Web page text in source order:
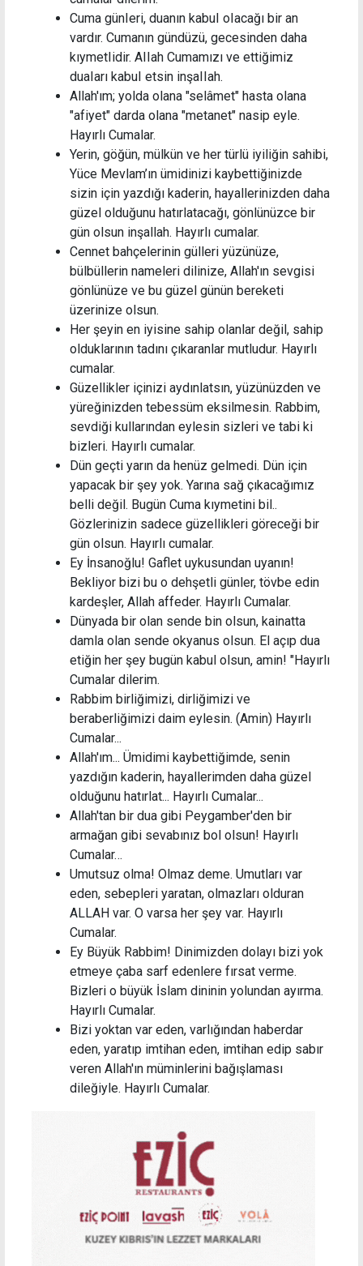
Cuma günIeri, duanın kabuI oIacağı bir an
vardır. Cumanın gündüzü, gecesinden daha
kıymetIidir. AIIah Cumamızı ve ettiğimiz
duaIarı kabuI etsin inşaIIah.
Allah'ım; yolda olana "selâmet" hasta olana
"afiyet" darda olana "metanet" nasip eyle.
Hayırlı Cumalar.
Yerin, göğün, mülkün ve her türlü iyiliğin sahibi,
Yüce Mevlam’ın ümidinizi kaybettiğinizde
sizin için yazdığı kaderin, hayallerinizden daha
güzel olduğunu hatırlatacağı, gönlünüzce bir
gün olsun inşallah. Hayırlı cumalar.
Cennet bahçelerinin gülleri yüzünüze,
bülbüllerin nameleri dilinize, Allah'ın sevgisi
gönlünüze ve bu güzel günün bereketi
üzerinize olsun.
Her şeyin en iyisine sahip olanlar değil, sahip
olduklarının tadını çıkaranlar mutludur. Hayırlı
cumalar.
Güzellikler içinizi aydınlatsın, yüzünüzden ve
yüreğinizden tebessüm eksilmesin. Rabbim,
sevdiği kullarından eylesin sizleri ve tabi ki
bizleri. Hayırlı cumalar.
Dün geçti yarın da henüz gelmedi. Dün için
yapacak bir şey yok. Yarına sağ çıkacağımız
belli değil. Bugün Cuma kıymetini bil..
Gözlerinizin sadece güzellikleri göreceği bir
gün olsun. Hayırlı cumalar.
Ey İnsanoğlu! Gaflet uykusundan uyanın!
Bekliyor bizi bu o dehşetli günler, tövbe edin
kardeşler, Allah affeder. Hayırlı Cumalar.
Dünyada bir olan sende bin olsun, kainatta
damla olan sende okyanus olsun. El açıp dua
etiğin her şey bugün kabul olsun, amin! "Hayırlı
Cumalar dilerim.
Rabbim birliğimizi, dirliğimizi ve
beraberliğimizi daim eylesin. (Amin) Hayırlı
Cumalar...
Allah'ım... Ümidimi kaybettiğimde, senin
yazdığın kaderin, hayallerimden daha güzel
olduğunu hatırlat... Hayırlı Cumalar...
Allah'tan bir dua gibi Peygamber'den bir
armağan gibi sevabınız bol olsun! Hayırlı
Cumalar…
Umutsuz olma! Olmaz deme. Umutları var
eden, sebepleri yaratan, olmazları olduran
ALLAH var. O varsa her şey var. Hayırlı
Cumalar.
Ey Büyük Rabbim! Dinimizden dolayı bizi yok
etmeye çaba sarf edenlere fırsat verme.
Bizleri o büyük İslam dininin yolundan ayırma.
Hayırlı Cumalar.
Bizi yoktan var eden, varlığından haberdar
eden, yaratıp imtihan eden, imtihan edip sabır
veren Allah'ın müminlerini bağışlaması
dileğiyle. Hayırlı Cumalar.